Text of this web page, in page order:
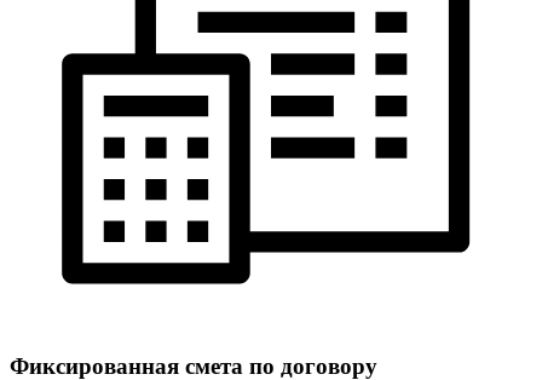
Фиксированная смета по договору